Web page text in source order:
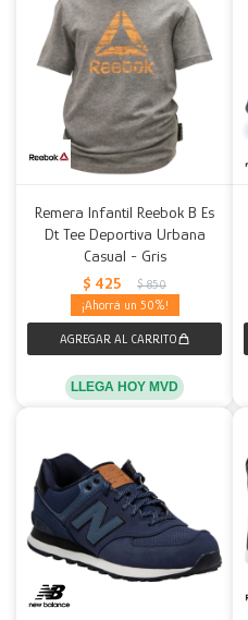
Remera Infantil Reebok B Es
Dt Tee Deportiva Urbana
Casual - Gris
$ 425 $ 850
50
LLEGA HOY MVD